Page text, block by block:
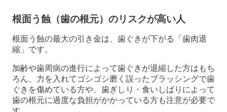
根面う蝕（歯の根元）のリスクが高い人
根面う蝕の最大の引き金は、歯ぐきが下がる「歯肉退
縮」です。
加齢や歯周病の進行によって歯ぐきが退縮した方はもち
ろん、力を入れてゴシゴシ磨く誤ったブラッシングで歯
ぐきを傷めている方や、歯ぎしり・食いしばりによって
歯の根元に過度な負担がかかっている方も注意が必要で